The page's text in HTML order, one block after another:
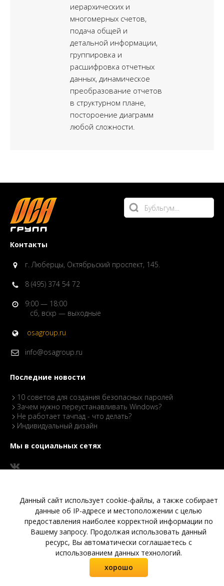
иерархических и
многомерных счетов,
подача общей и
детальной информации,
группировка и
расшифровка отчетных
данных, динамическое
преобразование отчетов
в структурном плане,
постороение диаграмм
любой сложности.
Контакты
г. Люберцы, Октябрьский проспект, 145.
8 (495) 374 54 72
9:00 — 18:00
сб, вскр — выходные
osagroup.ru
info@osagroup.ru
Последние новости
10 советов для создания безопасных паролей
Зачем нужно переустанавливать Windows?
Не работает тачпад - что делать?
Индивидуальный дизайн
Мы в социальных сетях
Создание продвижение сайтов
Системное администрирование
Карта сайта
Данный сайт использует cookie-файлы, а также собирает
данные об IP-адресе и местоположении с целью
предоставления наиболее корректной информации по
Вашему запросу. Продолжая использовать данный
ресурс, Вы автоматически соглашаетесь с
использованием данных технологий.
хорошо